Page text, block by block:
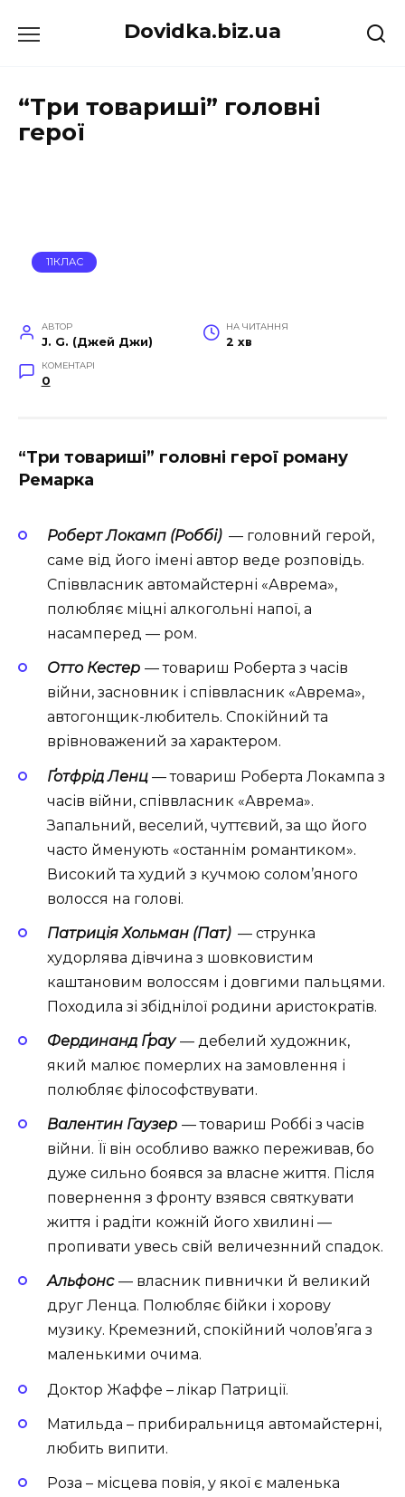
до
Dovidka.biz.ua
“Три товариші” головні
герої
11КЛАС
АВТОР
J. G. (Джей Джи)
НА ЧИТАННЯ
2 хв
КОМЕНТАРІ
0
“Три товариші” головні герої роману
Ремарка
Роберт Локамп (Роббі)— головний герой,
саме від його імені автор веде розповідь.
Співвласник автомайстерні «Аврема»,
полюбляє міцні алкогольні напої, а
насамперед — ром.
Отто Кестер — товариш Роберта з часів
війни, засновник і співвласник «Аврема»,
автогонщик-любитель. Спокійний та
врівноважений за характером.
Ґотфрід Ленц — товариш Роберта Локампа з
часів війни, співвласник «Аврема».
Запальний, веселий, чуттєвий, за що його
часто йменують «останнім романтиком».
Високий та худий з кучмою солом’яного
волосся на голові.
Патриція Хольман (Пат)— струнка
худорлява дівчина з шовковистим
каштановим волоссям і довгими пальцями.
Походила зі збіднілої родини аристократів.
Фердинанд Ґрау — дебелий художник,
який малює померлих на замовлення і
полюбляє філософствувати.
Валентин Гаузер — товариш Роббі з часів
війни. Її він особливо важко переживав, бо
дуже сильно боявся за власне життя. Після
повернення з фронту взявся святкувати
життя і радіти кожній його хвилині —
пропивати увесь свій величезнний спадок.
Альфонс — власник пивнички й великий
друг Ленца. Полюбляє бійки і хорову
музику. Кремезний, спокійний чолов’яга з
маленькими очима.
Доктор Жаффе – лікар Патриції.
Матильда – прибиральниця автомайстерні,
любить випити.
Роза – місцева повія, у якої є маленька